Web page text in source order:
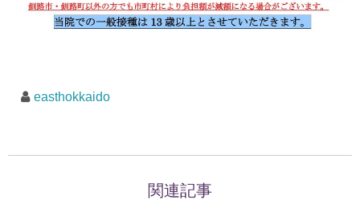
easthokkaido
関連記事